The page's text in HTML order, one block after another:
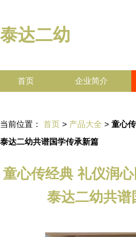
泰达二幼
首页 企业简介
当前位置： 首页 > 产品大全 > 童心
泰达二幼共谱国学传承新篇
童心传经典 礼仪润
泰达二幼共谱